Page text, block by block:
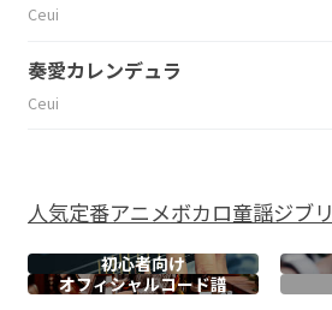
Ceui
奏愛カレンデュラ
Ceui
人気定番アニメボカロ童謡ジブリ
初心者向け
オフィシャルコード譜